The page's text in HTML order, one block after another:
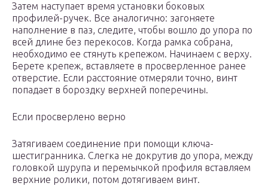
Затем наступает время установки боковых
профилей-ручек. Все аналогично: загоняете
наполнение в паз, следите, чтобы вошло до упора по
всей длине без перекосов. Когда рамка собрана,
необходимо ее стянуть крепежом. Начинаем с верху.
Берете крепеж, вставляете в просверленное ранее
отверстие. Если расстояние отмеряли точно, винт
попадает в бороздку верхней поперечины.
Если просверлено верно
Затягиваем соединение при помощи ключа-
шестигранника. Слегка не докрутив до упора, между
головкой шурупа и перемычкой профиля вставляем
верхние ролики, потом дотягиваем винт.